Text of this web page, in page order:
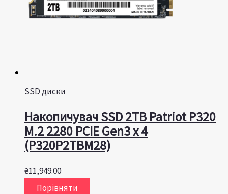
SSD диски
Накопичувач SSD 2TB Patriot P320
M.2 2280 PCIE Gen3 x 4
(P320P2TBM28)
₴11,949.00
Порівняти